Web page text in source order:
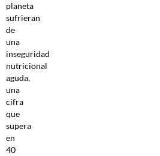
planeta
sufrieran
de
una
inseguridad
nutricional
aguda,
una
cifra
que
supera
en
40